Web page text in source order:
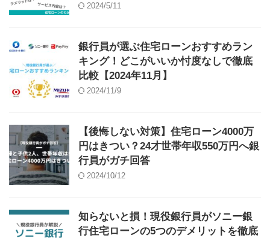
2024/5/11
銀行員が選ぶ住宅ローンおすすめラン
キング！どこがいいか忖度なしで徹底
比較【2024年11月】
2024/11/9
【後悔しない対策】住宅ローン4000万
円はきつい？24才世帯年収550万円へ銀
行員がガチ回答
2024/10/12
知らないと損！現役銀行員がソニー銀
行住宅ローンの5つのデメリットを徹底